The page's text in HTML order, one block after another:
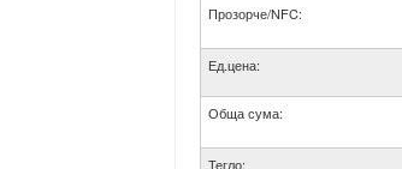
Прозорче/NFC:
Ед.цена:
Обща сума:
Тегло: